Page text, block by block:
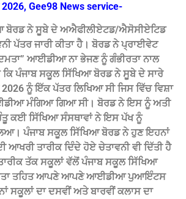
Gee98 News service-
ਬੋਰਡ ਨੇ ਸੂਬੇ ਦੇ ਅਐਫੀਲੀਏਟਡ/ਐਸੋਸੀਏਟਿਡ
ਪੱਤਰ ਜਾਰੀ ਕੀਤਾ ਹੈ। ਬੋਰਡ ਨੇ ਪ੍ਰਾਈਵੇਟ
ਆਈਡੀਆ ਨਾ ਭੇਜਣ ਨੂੰ ਗੰਭੀਰਤਾ ਨਾਲ
ਪੰਜਾਬ ਸਕੂਲ ਸਿੱਖਿਆ ਬੋਰਡ ਨੇ ਸੂਬੇ ਦੇ ਸਾਰੇ
ਨੂੰ ਇੱਕ ਪੱਤਰ ਲਿਖਿਆ ਸੀ ਜਿਸ ਵਿੱਚ ਵਿਸ਼ਾ
ਮੰਗਿਆ ਗਿਆ ਸੀ। ਬੋਰਡ ਨੇ ਇਸ ਨੂੰ ਅਤੀ
ਕਈ ਸਿੱਖਿਆ ਸੰਸਥਾਵਾਂ ਨੇ ਇਸ ਪੱਖ ਨੂੰ
ਪੰਜਾਬ ਸਕੂਲ ਸਿੱਖਿਆ ਬੋਰਡ ਨੇ ਹੁਣ ਇਹਨਾਂ
ਆਖਰੀ ਤਾਰੀਕ ਦਿੰਦੇ ਹੋਏ ਚੇਤਾਵਨੀ ਵੀ ਦਿੱਤੀ ਹੈ
ਤੱਕ ਸਕੂਲਾਂ ਵੱਲੋਂ ਪੰਜਾਬ ਸਕੂਲ ਸਿੱਖਿਆ
ਤਹਿਤ ਆਪਣੇ ਆਪਣੇ ਆਈਡੀਆ ਪੁਆਇੰਟਸ
ਸਕੂਲਾਂ ਦਾ ਦਸਵੀਂ ਅਤੇ ਬਾਰਵੀਂ ਕਲਾਸ ਦਾ